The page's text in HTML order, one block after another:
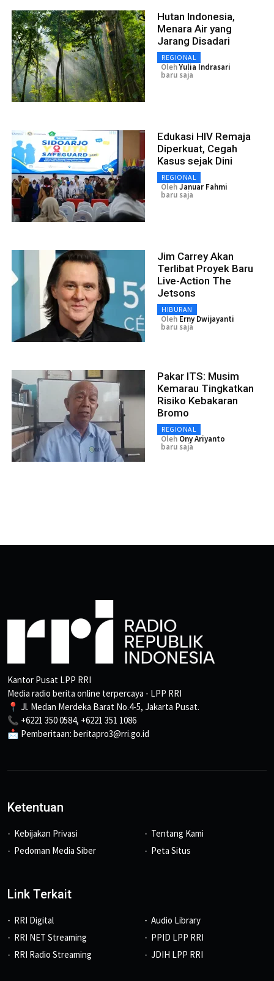
Hutan Indonesia,
Menara Air yang
Jarang Disadari
REGIONAL
OlehYulia Indrasari
baru saja
Edukasi HIV Remaja
Diperkuat, Cegah
Kasus sejak Dini
REGIONAL
OlehJanuar Fahmi
baru saja
Jim Carrey Akan
Terlibat Proyek Baru
Live-Action The
Jetsons
HIBURAN
Oleh Erny Dwijayanti
baru saja
Pakar ITS: Musim
Kemarau Tingkatkan
Risiko Kebakaran
Bromo
REGIONAL
Oleh Ony Ariyanto
baru saja
Kantor Pusat LPP RRI
Media radio berita online terpercaya - LPP RRI
📍 Jl. Medan Merdeka Barat No.4-5, Jakarta Pusat.
📞 +6221 350 0584, +6221 351 1086
📩 Pemberitaan: beritapro3@rri.go.id
Ketentuan
Kebijakan Privasi
Pedoman Media Siber
Tentang Kami
Peta Situs
Link Terkait
RRI Digital
RRI NET Streaming
RRI Radio Streaming
Audio Library
PPID LPP RRI
JDIH LPP RRI